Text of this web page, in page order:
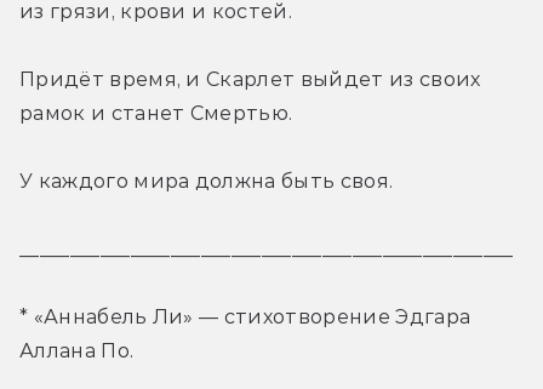
из грязи, крови и костей.
Придёт время, и Скарлет выйдет из своих
рамок и станет Смертью.
У каждого мира должна быть своя.
* «Аннабель Ли» — стихотворение Эдгара
Аллана По.